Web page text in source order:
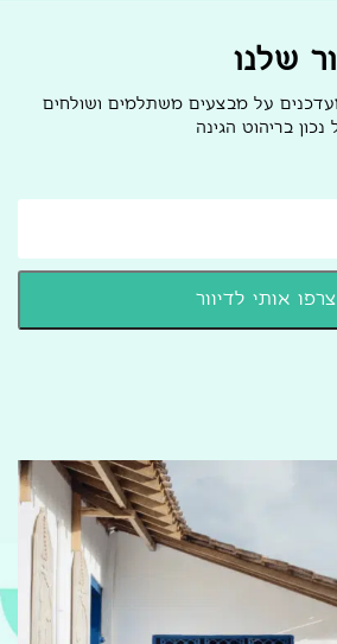
שלנו
על מבצעים משתלמים ושולחים
בריהוט הגינה